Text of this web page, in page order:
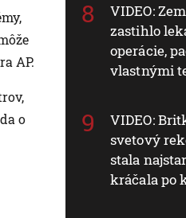
AP.
o
VIDEO:
zastihlo
operácie,
vlastnými
VIDEO:
svetový
stala
kráčala po